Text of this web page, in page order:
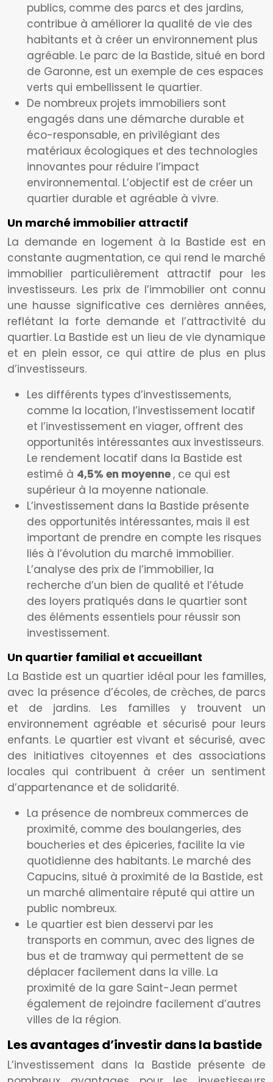
publics, comme des parcs et des jardins,
contribue à améliorer la qualité de vie des
habitants et à créer un environnement plus
agréable. Le parc de la Bastide, situé en bord
de Garonne, est un exemple de ces espaces
verts qui embellissent le quartier.
De nombreux projets immobiliers sont
engagés dans une démarche durable et
éco-responsable, en privilégiant des
matériaux écologiques et des technologies
innovantes pour réduire l’impact
environnemental. L’objectif est de créer un
quartier durable et agréable à vivre.
Un marché immobilier attractif
La demande en logement à la Bastide est en
constante augmentation, ce qui rend le marché
immobilier particulièrement attractif pour les
investisseurs. Les prix de l’immobilier ont connu
une hausse significative ces dernières années,
reflétant la forte demande et l’attractivité du
quartier. La Bastide est un lieu de vie dynamique
et en plein essor, ce qui attire de plus en plus
d’investisseurs.
Les différents types d’investissements,
comme la location, l’investissement locatif
et l’investissement en viager, offrent des
opportunités intéressantes aux investisseurs.
Le rendement locatif dans la Bastide est
estimé à 4,5% en moyenne, ce qui est
supérieur à la moyenne nationale.
L’investissement dans la Bastide présente
des opportunités intéressantes, mais il est
important de prendre en compte les risques
liés à l’évolution du marché immobilier.
L’analyse des prix de l’immobilier, la
recherche d’un bien de qualité et l’étude
des loyers pratiqués dans le quartier sont
des éléments essentiels pour réussir son
investissement.
Un quartier familial et accueillant
La Bastide est un quartier idéal pour les familles,
avec la présence d’écoles, de crèches, de parcs
et de jardins. Les familles y trouvent un
environnement agréable et sécurisé pour leurs
enfants. Le quartier est vivant et sécurisé, avec
des initiatives citoyennes et des associations
locales qui contribuent à créer un sentiment
d’appartenance et de solidarité.
La présence de nombreux commerces de
proximité, comme des boulangeries, des
boucheries et des épiceries, facilite la vie
quotidienne des habitants. Le marché des
Capucins, situé à proximité de la Bastide, est
un marché alimentaire réputé qui attire un
public nombreux.
Le quartier est bien desservi par les
transports en commun, avec des lignes de
bus et de tramway qui permettent de se
déplacer facilement dans la ville. La
proximité de la gare Saint-Jean permet
également de rejoindre facilement d’autres
villes de la région.
Les avantages d’investir dans la bastide
L’investissement dans la Bastide présente de